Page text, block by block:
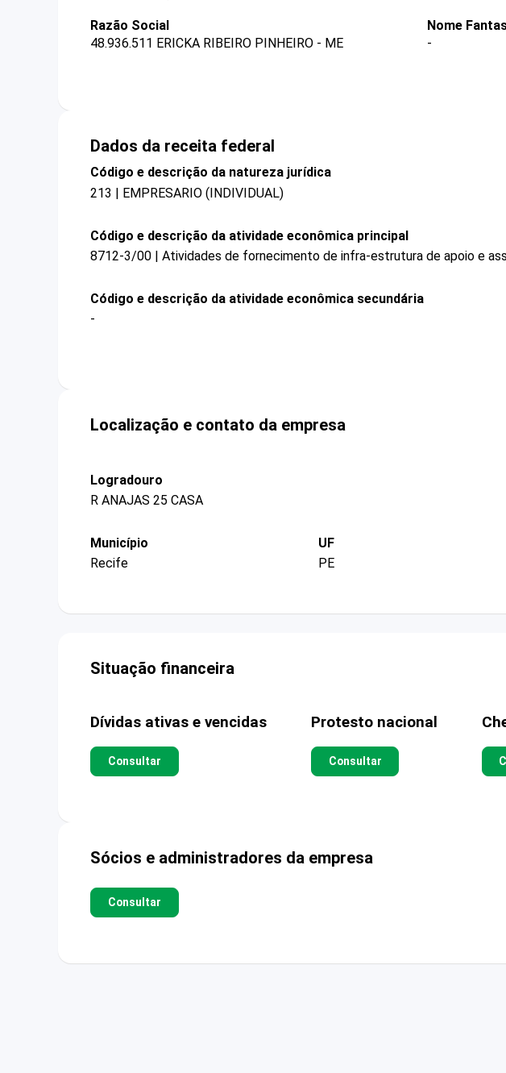
Razão Social
48.936.511 ERICKA RIBEIRO PINHEIRO - ME
Nome
-
Dados da receita federal
Código e descrição da natureza jurídica
213 | EMPRESARIO (INDIVIDUAL)
Código e descrição da atividade econômica principal
8712-3/00 | Atividades de fornecimento de infra-estrutura de apoio e
Código e descrição da atividade econômica secundária
-
Localização e contato da empresa
Logradouro
R ANAJAS 25 CASA
Município
Recife
UF
PE
Situação financeira
Dívidas ativas e vencidas
Consultar
Protesto nacional
Consultar
Sócios e administradores da empresa
Consultar